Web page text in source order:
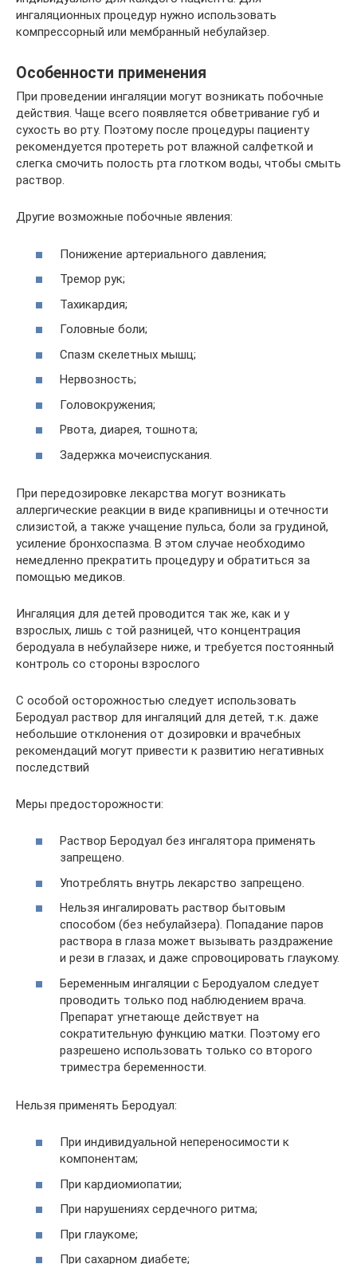
ингаляционных процедур нужно использовать
компрессорный или мембранный небулайзер.
Особенности применения
При проведении ингаляции могут возникать побочные
действия. Чаще всего появляется обветривание губ и
сухость во рту. Поэтому после процедуры пациенту
рекомендуется протереть рот влажной салфеткой и
слегка смочить полость рта глотком воды, чтобы смыть
раствор.
Другие возможные побочные явления:
Понижение артериального давления;
Тремор рук;
Тахикардия;
Головные боли;
Спазм скелетных мышц;
Нервозность;
Головокружения;
Рвота, диарея, тошнота;
Задержка мочеиспускания.
При передозировке лекарства могут возникать
аллергические реакции в виде крапивницы и отечности
слизистой, а также учащение пульса, боли за грудиной,
усиление бронхоспазма. В этом случае необходимо
немедленно прекратить процедуру и обратиться за
помощью медиков.
Ингаляция для детей проводится так же, как и у
взрослых, лишь с той разницей, что концентрация
беродуала в небулайзере ниже, и требуется постоянный
контроль со стороны взрослого
С особой осторожностью следует использовать
Беродуал раствор для ингаляций для детей, т.к. даже
небольшие отклонения от дозировки и врачебных
рекомендаций могут привести к развитию негативных
последствий
Меры предосторожности:
Раствор Беродуал без ингалятора применять
запрещено.
Употреблять внутрь лекарство запрещено.
Нельзя ингалировать раствор бытовым
способом (без небулайзера). Попадание паров
раствора в глаза может вызывать раздражение
и рези в глазах, и даже спровоцировать глаукому.
Беременным ингаляции с Беродуалом следует
проводить только под наблюдением врача.
Препарат угнетающе действует на
сократительную функцию матки. Поэтому его
разрешено использовать только со второго
триместра беременности.
Нельзя применять Беродуал:
При индивидуальной непереносимости к
компонентам;
При кардиомиопатии;
При нарушениях сердечного ритма;
При глаукоме;
При сахарном диабете;